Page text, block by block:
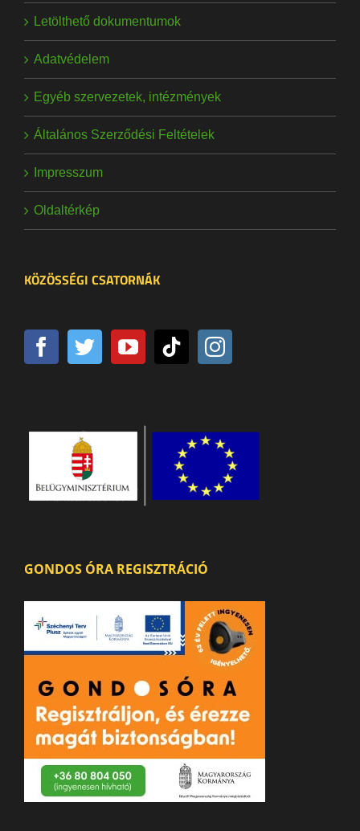
Letölthető dokumentumok
Adatvédelem
Egyéb szervezetek, intézmények
Általános Szerződési Feltételek
Impresszum
Oldaltérkép
KÖZÖSSÉGI CSATORNÁK
GONDOS ÓRA REGISZTRÁCIÓ